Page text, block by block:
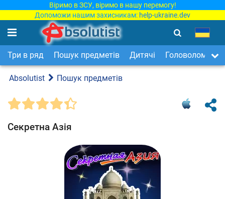
Віримо в ЗСУ, віримо в нашу перемогу!
Допоможи нашим захисникам: help-ukraine.dev
Три в ряд Пошук предметів Дитячі Головоломки
Absolutist Пошук предметів
Секретна Азія